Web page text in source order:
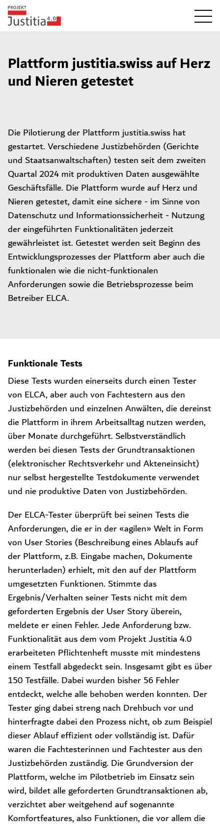
Plattform justitia.swiss auf Herz
und Nieren getestet
Die Pilotierung der Plattform justitia.swiss hat
gestartet. Verschiedene Justizbehörden (Gerichte
und Staatsanwaltschaften) testen seit dem zweiten
Quartal 2024 mit produktiven Daten ausgewählte
Geschäftsfälle. Die Plattform wurde auf Herz und
Nieren getestet, damit eine sichere - im Sinne von
Datenschutz und Informationssicherheit - Nutzung
der eingeführten Funktionalitäten jederzeit
gewährleistet ist. Getestet werden seit Beginn des
Entwicklungsprozesses der Plattform aber auch die
funktionalen wie die nicht-funktionalen
Anforderungen sowie die Betriebsprozesse beim
Betreiber ELCA.
Funktionale Tests
Diese Tests wurden einerseits durch einen Tester
von ELCA, aber auch von Fachtestern aus den
Justizbehörden und einzelnen Anwälten, die dereinst
die Plattform in ihrem Arbeitsalltag nutzen werden,
über Monate durchgeführt. Selbstverständlich
werden bei diesen Tests der Grundtransaktionen
(elektronischer Rechtsverkehr und Akteneinsicht)
nur selbst hergestellte Testdokumente verwendet
und nie produktive Daten von Justizbehörden.
Der ELCA-Tester überprüft bei seinen Tests die
Anforderungen, die er in der «agilen» Welt in Form
von User Stories (Beschreibung eines Ablaufs auf
der Plattform, z.B. Eingabe machen, Dokumente
herunterladen) erhielt, mit den auf der Plattform
umgesetzten Funktionen. Stimmte das
Ergebnis/Verhalten seiner Tests nicht mit dem
geforderten Ergebnis der User Story überein,
meldete er einen Fehler. Jede Anforderung bzw.
Funktionalität aus dem vom Projekt Justitia 4.0
erarbeiteten Pflichtenheft musste mit mindestens
einem Testfall abgedeckt sein. Insgesamt gibt es über
150 Testfälle. Dabei wurden bisher 56 Fehler
entdeckt, welche alle behoben werden konnten. Der
Tester ging dabei streng nach Drehbuch vor und
hinterfragte dabei den Prozess nicht, ob zum Beispiel
dieser Ablauf effizient oder vollständig ist. Dafür
waren die Fachtesterinnen und Fachtester aus den
Justizbehörden zuständig. Die Grundversion der
Plattform, welche im Pilotbetrieb im Einsatz sein
wird, bildet alle geforderten Grundtransaktionen ab,
verzichtet aber weitgehend auf sogenannte
Komfortfeatures, also Funktionen, die vor allem die